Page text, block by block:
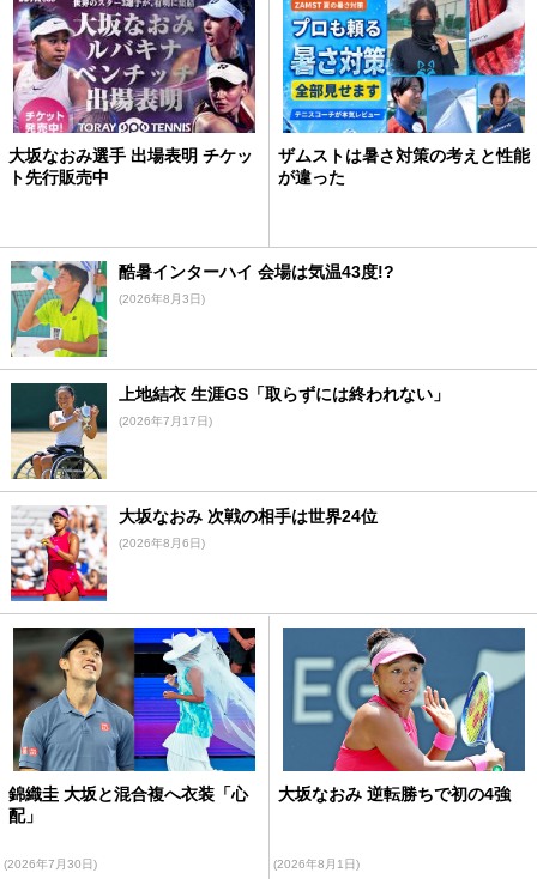
大坂なおみ選手 出場表明 チケッ
ト先行販売中
ザムストは暑さ対策の考えと性能
が違った
酷暑インターハイ 会場は気温43度!?
(2026年8月3日)
上地結衣 生涯GS「取らずには終われない」
(2026年7月17日)
大坂なおみ 次戦の相手は世界24位
(2026年8月6日)
錦織圭 大坂と混合複へ衣装「心
配」
(2026年7月30日)
大坂なおみ 逆転勝ちで初の4強
(2026年8月1日)